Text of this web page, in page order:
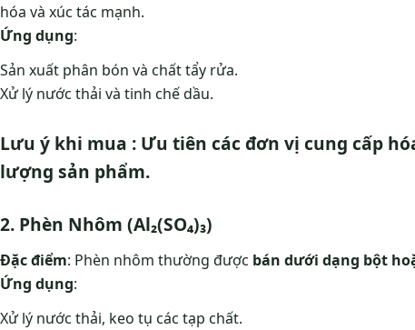
hóa và xúc tác mạnh.
Ứng dụng:
Sản xuất phân bón và chất tẩy rửa.
Xử lý nước thải và tinh chế dầu.
Lưu ý khi mua : Ưu tiên các đơn vị cung cấp
lượng sản phẩm.
2. Phèn Nhôm (Al₂(SO₄)₃)
Đặc điểm: Phèn nhôm thường được bán dưới dạng bột
Ứng dụng:
Xử lý nước thải, keo tụ các tạp chất.